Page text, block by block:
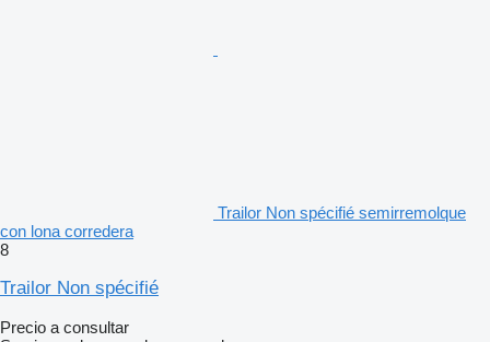
Trailor Non spécifié semirremolque
con lona corredera
8
Trailor Non spécifié
Precio a consultar